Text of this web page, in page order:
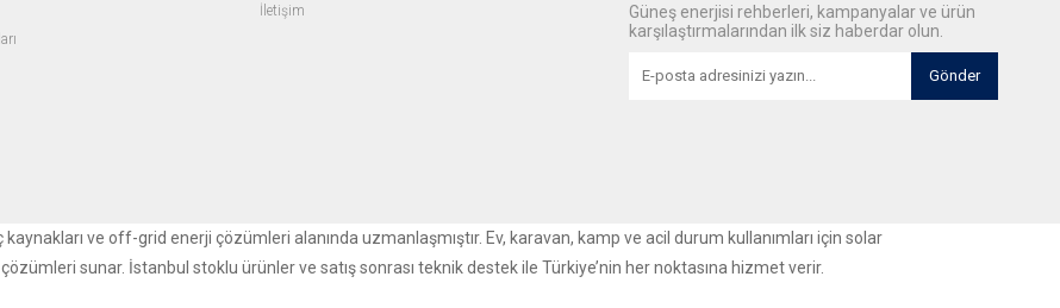
İletişim
Güneş enerjisi rehberleri, kampanyalar ve ürün
karşılaştırmalarından ilk siz haberdar olun.
Gönder
ve off-grid enerji çözümleri alanında uzmanlaşmıştır. Ev, karavan, kamp ve acil durum kullanımları için solar
sunar. İstanbul stoklu ürünler ve satış sonrası teknik destek ile Türkiye’nin her noktasına hizmet verir.